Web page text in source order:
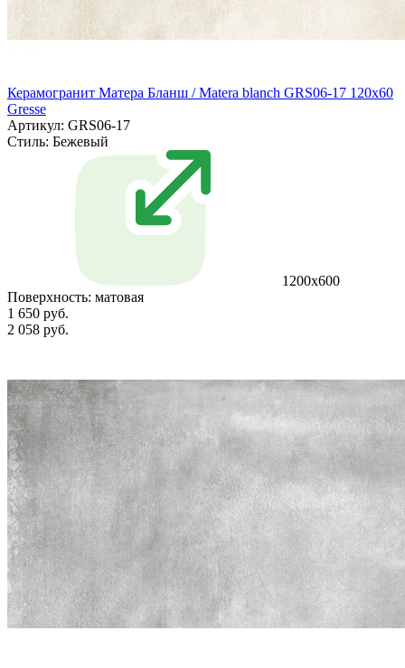
Керамогранит Матера Бланш / Matera blanch GRS06-17 120х60
Gresse
Артикул: GRS06-17
Стиль: Бежевый
1200х600
Поверхность: матовая
1 650 руб.
2 058 руб.